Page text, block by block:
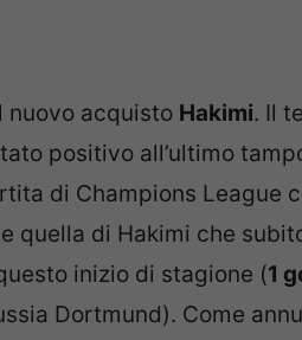
nuovo acquisto Hakimi. Il
positivo all’ultimo
di Champions League
quella di Hakimi che
inizio di stagione (1
Dortmund). Come